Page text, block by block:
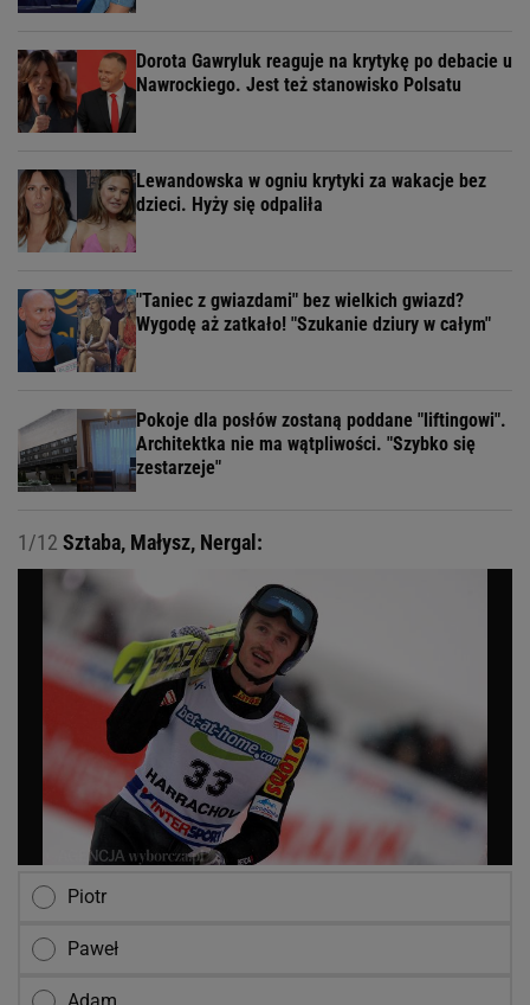
Dorota Gawryluk reaguje na krytykę po debacie u
Nawrockiego. Jest też stanowisko Polsatu
Lewandowska w ogniu krytyki za wakacje bez
dzieci. Hyży się odpaliła
"Taniec z gwiazdami" bez wielkich gwiazd?
Wygodę aż zatkało! "Szukanie dziury w całym"
Pokoje dla posłów zostaną poddane "liftingowi".
Architektka nie ma wątpliwości. "Szybko się
zestarzeje"
1/12 Sztaba, Małysz, Nergal:
Piotr
Paweł